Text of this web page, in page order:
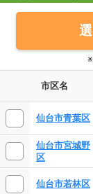
市区名
仙台市青葉区
仙台市宮城野
区
仙台市若林区